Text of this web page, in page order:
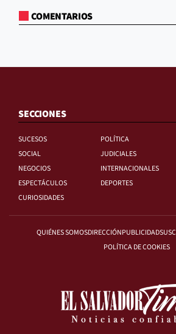
COMENTARIOS
SECCIONES
SUCESOS
POLÍTICA
SOCIAL
JUDICIALES
NEGOCIOS
INTERNACIONALES
ESPECTÁCULOS
DEPORTES
CURIOSIDADES
QUIÉNES SOMOSDIRECCIÓNPUBLICIDAD
POLÍTICA DE COOKIES